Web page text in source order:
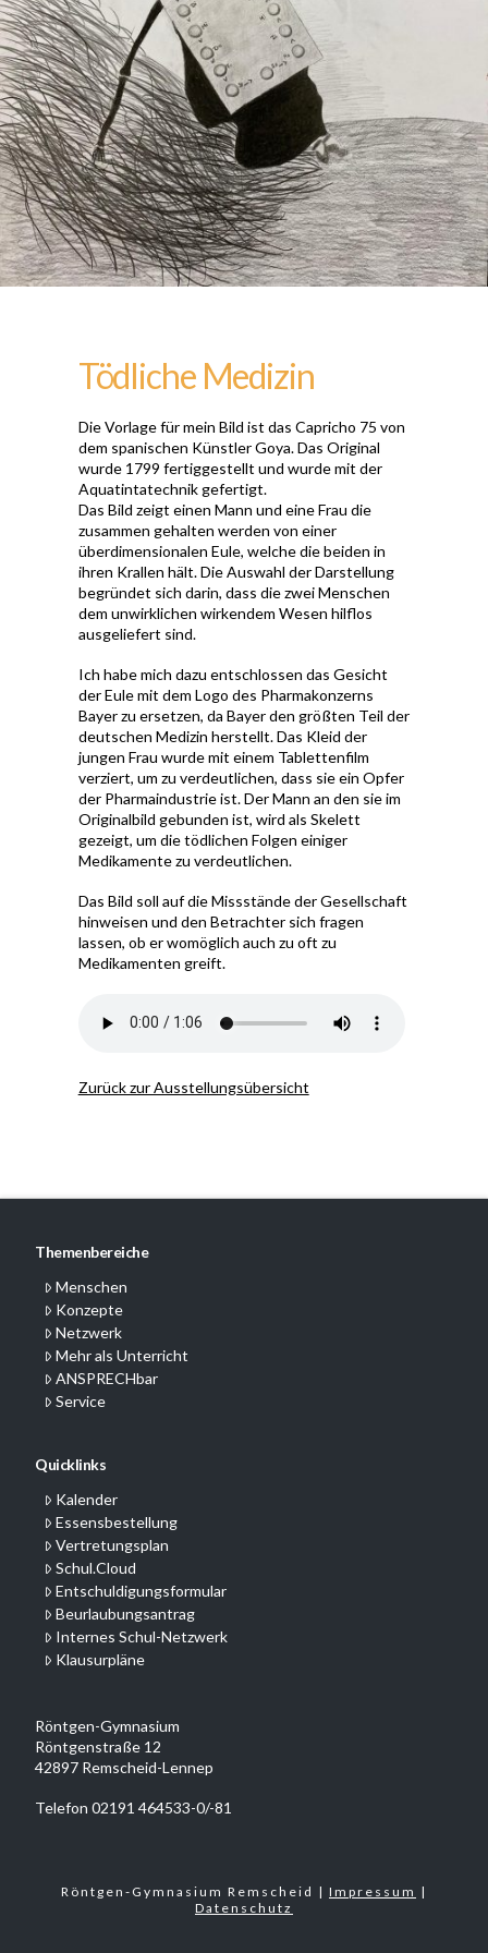
Tödliche Medizin
Die Vorlage für mein Bild ist das Capricho 75 von
dem spanischen Künstler Goya. Das Original
wurde 1799 fertiggestellt und wurde mit der
Aquatintatechnik gefertigt.
Das Bild zeigt einen Mann und eine Frau die
zusammen gehalten werden von einer
überdimensionalen Eule, welche die beiden in
ihren Krallen hält. Die Auswahl der Darstellung
begründet sich darin, dass die zwei Menschen
dem unwirklichen wirkendem Wesen hilflos
ausgeliefert sind.
Ich habe mich dazu entschlossen das Gesicht
der Eule mit dem Logo des Pharmakonzerns
Bayer zu ersetzen, da Bayer den größten Teil der
deutschen Medizin herstellt. Das Kleid der
jungen Frau wurde mit einem Tablettenfilm
verziert, um zu verdeutlichen, dass sie ein Opfer
der Pharmaindustrie ist. Der Mann an den sie im
Originalbild gebunden ist, wird als Skelett
gezeigt, um die tödlichen Folgen einiger
Medikamente zu verdeutlichen.
Das Bild soll auf die Missstände der Gesellschaft
hinweisen und den Betrachter sich fragen
lassen, ob er womöglich auch zu oft zu
Medikamenten greift.
Zurück zur Ausstellungsübersicht
Themenbereiche
Menschen
Konzepte
Netzwerk
Mehr als Unterricht
ANSPRECHbar
Service
Quicklinks
Kalender
Essensbestellung
Vertretungsplan
Schul.Cloud
Entschuldigungsformular
Beurlaubungsantrag
Internes Schul-Netzwerk
Klausurpläne
Röntgen-Gymnasium
Röntgenstraße 12
42897 Remscheid-Lennep
Telefon 02191 464533-0/-81
Röntgen-Gymnasium Remscheid | Impressum |
Datenschutz